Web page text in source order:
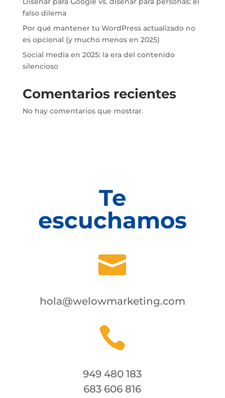
falso dilema
Por qué mantener tu WordPress actualizado no
es opcional (y mucho menos en 2025)
Social media en 2025: la era del contenido
silencioso
Comentarios recientes
No hay comentarios que mostrar.
Te
escuchamos

hola@welowmarketing.com

949 480 183
683 606 816